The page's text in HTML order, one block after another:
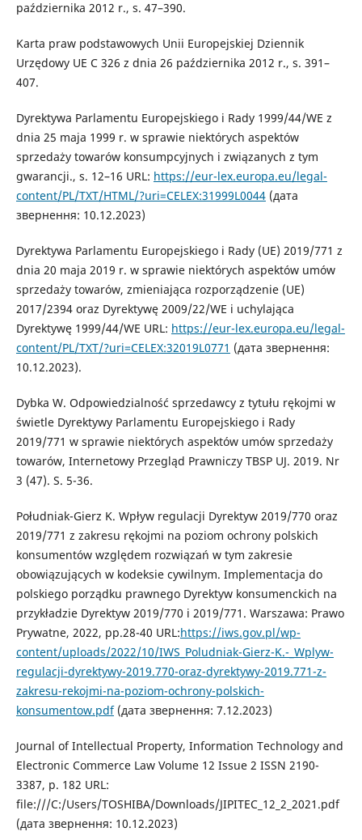
października 2012 r., s. 47–390.
Karta praw podstawowych Unii Europejskiej Dziennik
Urzędowy UE C 326 z dnia 26 października 2012 r., s. 391–
407.
Dyrektywa Parlamentu Europejskiego i Rady 1999/44/WE z
dnia 25 maja 1999 r. w sprawie niektórych aspektów
sprzedaży towarów konsumpcyjnych i związanych z tym
gwarancji., s. 12–16 URL: https://eur-lex.europa.eu/legal-
content/PL/TXT/HTML/?uri=CELEX:31999L0044(дата
звернення: 10.12.2023)
Dyrektywa Parlamentu Europejskiego i Rady (UE) 2019/771 z
dnia 20 maja 2019 r. w sprawie niektórych aspektów umów
sprzedaży towarów, zmieniająca rozporządzenie (UE)
2017/2394 oraz Dyrektywę 2009/22/WE i uchylająca
Dyrektywę 1999/44/WE URL: https://eur-lex.europa.eu/legal-
content/PL/TXT/?uri=CELEX:32019L0771 (дата звернення:
10.12.2023).
Dybka W. Odpowiedzialność sprzedawcy z tytułu rękojmi w
świetle Dyrektywy Parlamentu Europejskiego i Rady
2019/771 w sprawie niektórych aspektów umów sprzedaży
towarów, Internetowy Przegląd Prawniczy TBSP UJ. 2019. Nr
3 (47). S. 5-36.
Południak-Gierz K. Wpływ regulacji Dyrektyw 2019/770 oraz
2019/771 z zakresu rękojmi na poziom ochrony polskich
konsumentów względem rozwiązań w tym zakresie
obowiązujących w kodeksie cywilnym. Implementacja do
polskiego porządku prawnego Dyrektyw konsumenckich na
przykładzie Dyrektyw 2019/770 i 2019/771. Warszawa: Prawo
Prywatne, 2022, pp.28-40 URL:https://iws.gov.pl/wp-
content/uploads/2022/10/IWS_Poludniak-Gierz-K.-_Wplyw-
regulacji-dyrektywy-2019.770-oraz-dyrektywy-2019.771-z-
zakresu-rekojmi-na-poziom-ochrony-polskich-
konsumentow.pdf(дата звернення: 7.12.2023)
Journal of Intellectual Property, Information Technology and
Electronic Commerce Law Volume 12 Issue 2 ISSN 2190-
3387, p. 182 URL:
file:///C:/Users/TOSHIBA/Downloads/JIPITEC_12_2_2021.pdf
(дата звернення: 10.12.2023)